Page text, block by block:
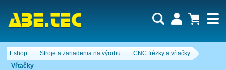
Eshop Stroje a zariadenia na výrobu
CNC frézky a vŕtačky
Vŕtačky
Dopytový košík je prázdny!
Počet produktov:0